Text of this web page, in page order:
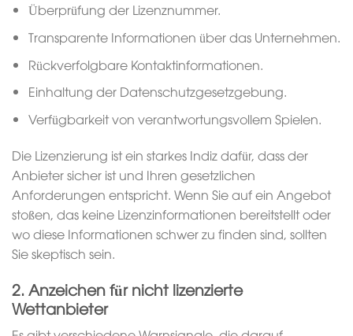
Überprüfung der Lizenznummer.
Transparente Informationen über das Unternehmen.
Rückverfolgbare Kontaktinformationen.
Einhaltung der Datenschutzgesetzgebung.
Verfügbarkeit von verantwortungsvollem Spielen.
Die Lizenzierung ist ein starkes Indiz dafür, dass der
Anbieter sicher ist und Ihren gesetzlichen
Anforderungen entspricht. Wenn Sie auf ein Angebot
stoßen, das keine Lizenzinformationen bereitstellt oder
wo diese Informationen schwer zu finden sind, sollten
Sie skeptisch sein.
2. Anzeichen für nicht lizenzierte
Wettanbieter